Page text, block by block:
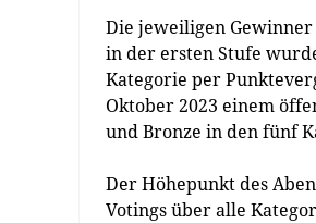
Die jeweiligen
in der ersten Stufe
Kategorie per
Oktober 2023 einem
und Bronze in den fünf
Der Höhepunkt des
Votings über alle